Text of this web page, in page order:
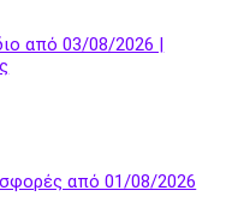
από 03/08/2026 |
από 01/08/2026